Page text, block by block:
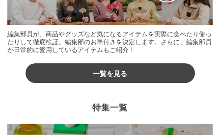
編集部員が、商品やグッズなど気になるアイテムを実際に食べたり使っ
たりして徹底検証。編集部のお墨付きを決定します。さらに、編集部員
が日常的に愛用しているアイテムもご紹介！
一覧を見る
特集一覧